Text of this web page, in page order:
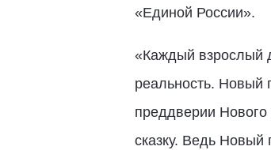
«Единой России».
«Каждый взрослый
реальность. Новый
преддверии Нового
сказку. Ведь